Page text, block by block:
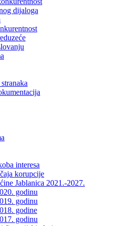
dijaloga
interesa
korupcije
Jablanica 2021.-2027.
godinu
godinu
godine
godinu